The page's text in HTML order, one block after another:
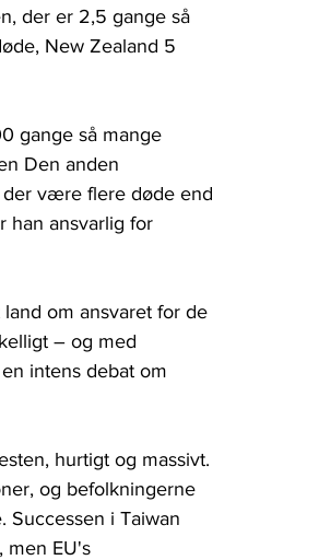
der er 2,5 gange så
New Zealand 5
gange så mange
Den anden
der være flere døde end
han ansvarlig for
om ansvaret for de
– og med
intens debat om
hurtigt og massivt.
og befolkningerne
i Taiwan
men EU's